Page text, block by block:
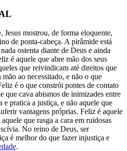
Jesus mostrou, de forma eloquente,
de ponta-cabeça. A pirâmide está
ostenta diante de Deus e ainda
é aquele que abre mão dos seus
que reivindicam até direitos que
ao necessitado, e não o que
é o que constrói pontes de contato
que cava abismos de inimizades entre
e pratica a justiça, e não aquele que
vantagens próprias. Feliz é aquele
que rasga a cara em ruidosas
No reino de Deus, ser
é melhor do que fazer injustiça e
.